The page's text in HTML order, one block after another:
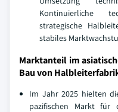
Kontinuierliche
strategische
stabiles
Marktanteil im
Bau von
Im Jahr 2025 hielten
pazifischen Markt für